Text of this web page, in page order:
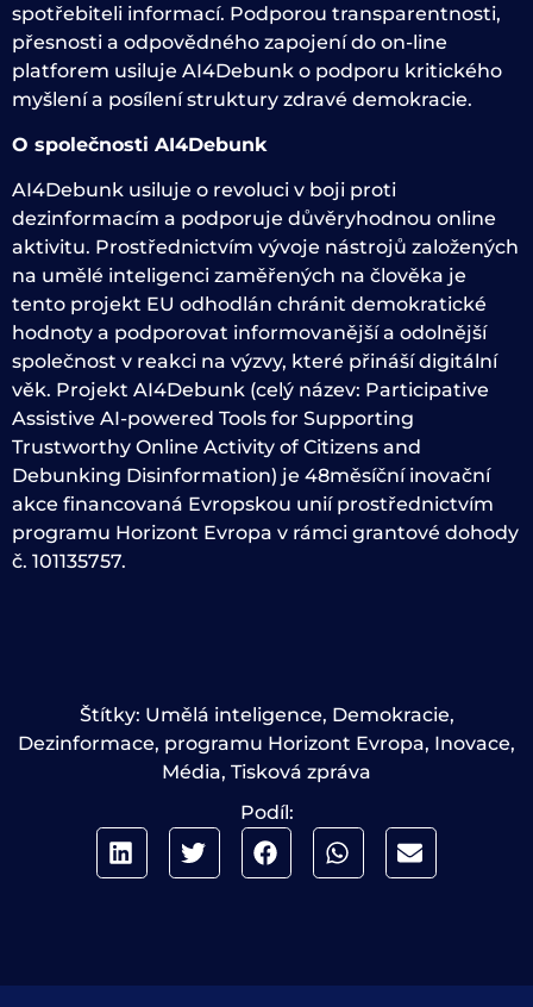
spotřebiteli informací. Podporou transparentnosti,
přesnosti a odpovědného zapojení do on-line
platforem usiluje AI4Debunk o podporu kritického
myšlení a posílení struktury zdravé demokracie.
O společnosti AI4Debunk
AI4Debunk usiluje o revoluci v boji proti
dezinformacím a podporuje důvěryhodnou online
aktivitu. Prostřednictvím vývoje nástrojů založených
na umělé inteligenci zaměřených na člověka je
tento projekt EU odhodlán chránit demokratické
hodnoty a podporovat informovanější a odolnější
společnost v reakci na výzvy, které přináší digitální
věk. Projekt AI4Debunk (celý název: Participative
Assistive AI-powered Tools for Supporting
Trustworthy Online Activity of Citizens and
Debunking Disinformation) je 48měsíční inovační
akce financovaná Evropskou unií prostřednictvím
programu Horizont Evropa v rámci grantové dohody
č. 101135757.
Štítky: Umělá inteligence, Demokracie,
Dezinformace, programu Horizont Evropa, Inovace,
Média, Tisková zpráva
Podíl: